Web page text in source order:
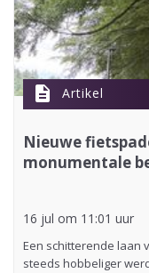
description Artikel
Nieuwe
monumentale
16 jul om 11:01 uur
Een schitterende laan
steeds hobbeliger